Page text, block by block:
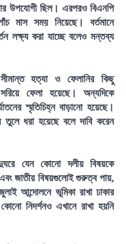
উপযোগী ছিল। এরপরও বিএনপি
মাস সময় নিয়েছে। বর্তমানে
লক্ষ্য করা যাচ্ছে বলেও মন্তব্য
হত্যা ও ফেলানির কিছু
ফেলা হয়েছে। অন্যদিকে
স্মৃতিচিহ্ন বাড়ানো হয়েছে।
ধরা হয়েছে বলে দাবি করেন
যেন কোনো দলীয় বিষয়কে
এবং জাতীয় বিষয়গুলোই গুরুত্ব পায়,
আন্দোলনে ভূমিকা রাখা ঢাকার
নিদর্শনও এখানে রাখা হয়নি